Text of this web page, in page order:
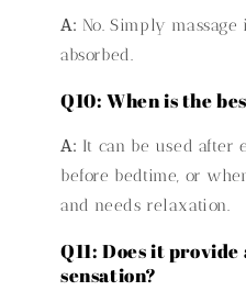
A: No. Simply
absorbed.
Q10: When is the
A: It can be used after
before bedtime, or
and needs relaxation.
Q11: Does it
sensation?